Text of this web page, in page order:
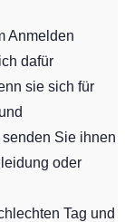
Anmelden
dafür
sie sich für
Sie ihnen
oder
Tag und